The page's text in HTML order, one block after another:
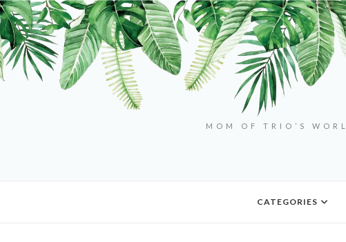
MOM OF TRIO’S
CATEGORIES